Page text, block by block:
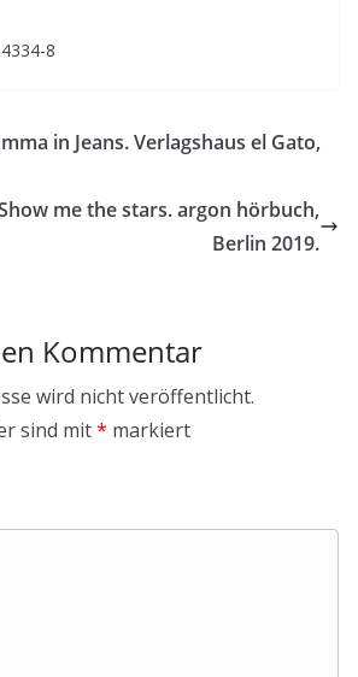
8
in Jeans. Verlagshaus el Gato,
me the stars. argon hörbuch,
Berlin 2019.
Kommentar
wird nicht veröffentlicht.
sind mit* markiert